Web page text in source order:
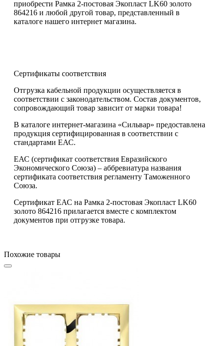
приобрести Рамка 2-постовая Экопласт LK60 золото
864216 и любой другой товар, представленный в
каталоге нашего интернет магазина.
Сертификаты соответствия
Отгрузка кабельной продукции осуществляется в
соответствии с законодательством. Состав документов,
сопровождающий товар зависит от марки товара!
В каталоге интернет-магазина «Сильвар» предоставлена
продукция сертифицированная в соответствии с
стандартами ЕАС.
ЕАС (сертификат соответствия Евразийского
Экономического Союза) – аббревиатура названия
сертификата соответствия регламенту Таможенного
Союза.
Сертификат ЕАС на Рамка 2-постовая Экопласт LK60
золото 864216 прилагается вместе с комплектом
документов при отгрузке товара.
Похожие товары